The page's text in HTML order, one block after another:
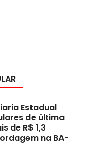
Estadual
de última
de R$ 1,3
na BA-